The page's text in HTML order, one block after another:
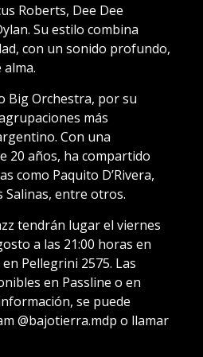
Roberts, Dee Dee
Su estilo combina
con un sonido profundo,
Big Orchestra, por su
más
Con una
20 años, ha compartido
como Paquito D’Rivera,
Salinas, entre otros.
tendrán lugar el viernes
a las 21:00 horas en
Pellegrini 2575. Las
en Passline o en
se puede
@bajotierra.mdp o llamar